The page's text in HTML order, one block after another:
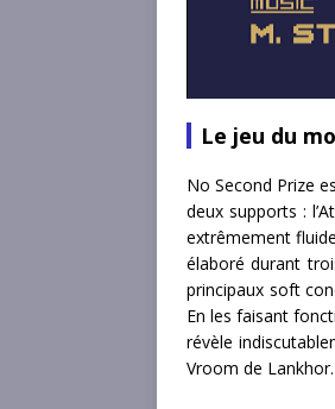
Le jeu du
No Second Prize
deux supports :
extrêmement
élaboré durant
principaux soft
En les faisant
révèle
Vroom de Lankhor.